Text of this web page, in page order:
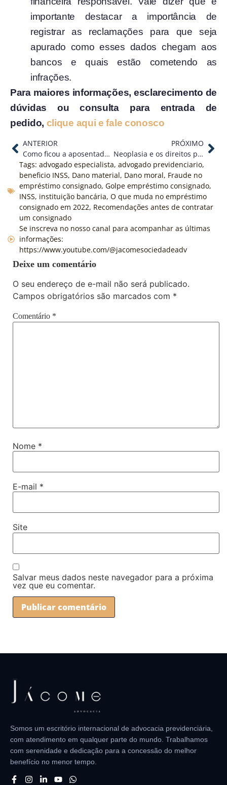
importante destacar a importância de
registrar as reclamações para que seja
apurado como esses dados chegam aos
bancos e quais estão cometendo as
infrações.
Para maiores informações, esclarecimento de
dúvidas ou consulta para entrada de
pedido, clique aqui e fale conosco
ANTERIOR
Como ficou a aposentadoria especial depois da Reforma da Previdência
PRÓXIMO
Neoplasia e os direitos previdenciários
Tags: advogado especialista, advogado previdenciario,
beneficio INSS, Dano material, Dano moral, Fraude no
empréstimo consignado, Golpe empréstimo consignado,
INSS, instituição bancária, O que muda no empréstimo
consignado em 2022, Recomendações antes de contratar
um consignado
Se inscreva no nosso canal para acompanhar as últimas
informações:
https://www.youtube.com/@jacomesociedadeadv
Deixe um comentário
O seu endereço de e-mail não será publicado.
Campos obrigatórios são marcados com *
Comentário *
Nome *
E-mail *
Site
Salvar meus dados neste navegador para a próxima
vez que eu comentar.
Somos um escritório internacional de advocacia previdenciária,
com atendimento em qualquer parte do mundo. Trabalhamos
com serenidade e dedicação para a concessão do melhor
benefício no menor tempo.